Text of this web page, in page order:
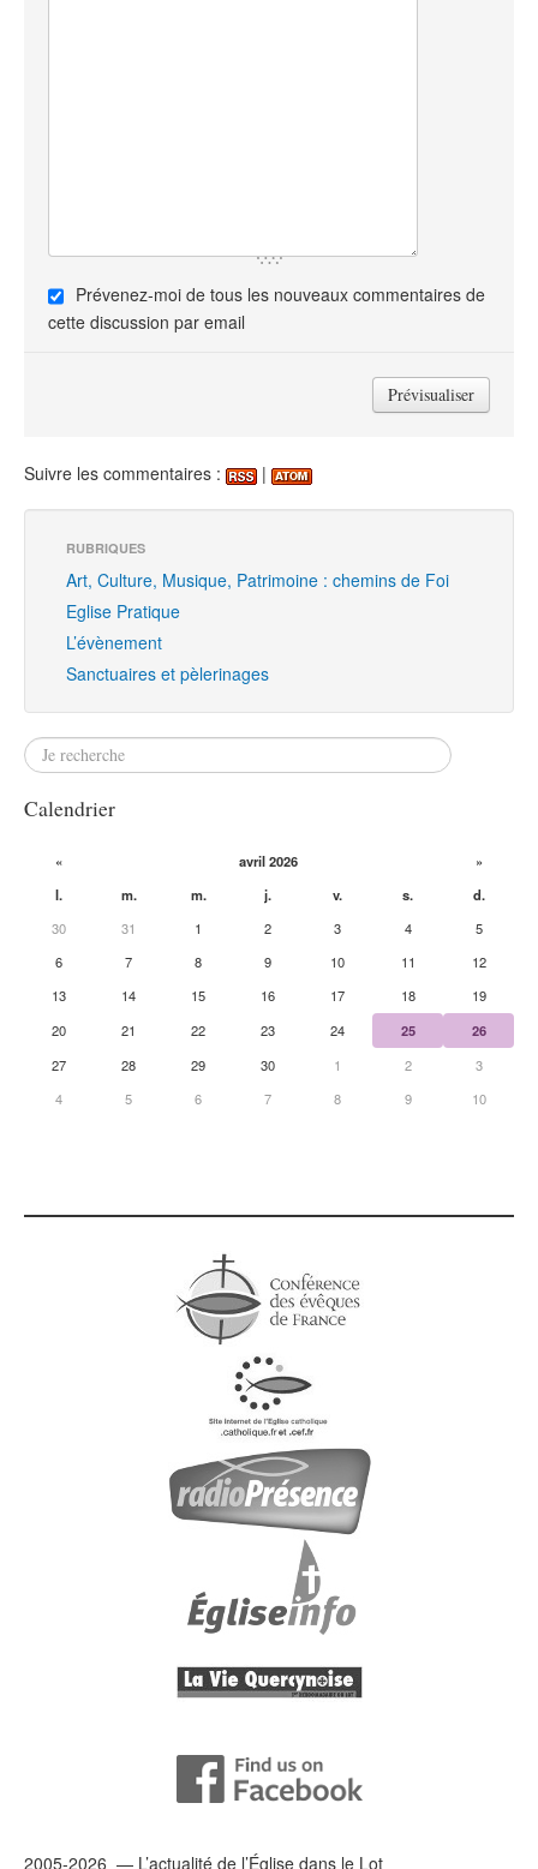
Prévenez-moi de tous les nouveaux commentaires de
cette discussion par email
Suivre les commentaires : |
RUBRIQUES
Art, Culture, Musique, Patrimoine : chemins de Foi
Eglise Pratique
L’évènement
Sanctuaires et pèlerinages
Calendrier
« avril 2026
»
l.
m. m. j. v. s.
d.
30
31 1 2 3 4
5
6
7 8 9 10 11
12
13
14 15 16 17 18
19
20
21 22 23 24 25
26
27
28 29 30 1 2
3
4
5 6 7 8 9 10
2005-2026 — L’actualité de l’Église dans le Lot